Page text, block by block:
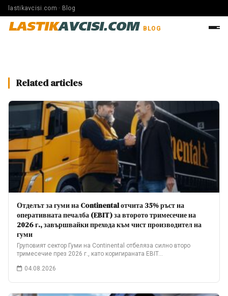
lastikavcisi.com · Blog
LASTIKAVCISI.COM BLOG
Related articles
Отделът за гуми на Continental отчита 35% ръст на
оперативната печалба (EBIT) за второто тримесечие на
2026 г., завършвайки прехода към чист производител на
гуми
Груповият сектор Гуми на Continental отбеляза силно второ
тримесечие през 2026 г., като коригираната EBIT…
04.08.2026